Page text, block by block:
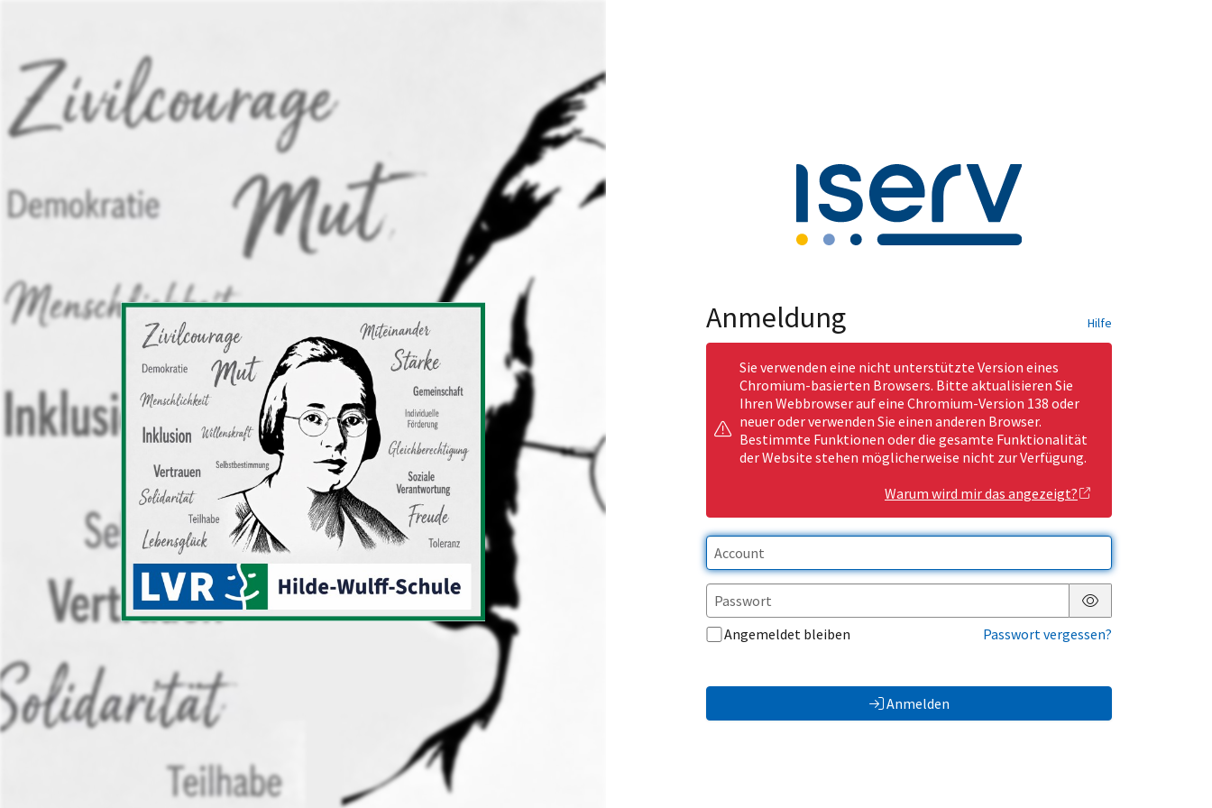
Anmeldung Hilfe
Sie verwenden eine nicht unterstützte Version eines
Chromium-basierten Browsers. Bitte aktualisieren Sie
Ihren Webbrowser auf eine Chromium-Version 138 oder
neuer oder verwenden Sie einen anderen Browser.
Bestimmte Funktionen oder die gesamte Funktionalität
der Website stehen möglicherweise nicht zur Verfügung.
Warum wird mir das angezeigt?
Passwort anzeigen
Angemeldet bleiben
Passwort vergessen?
Anmelden